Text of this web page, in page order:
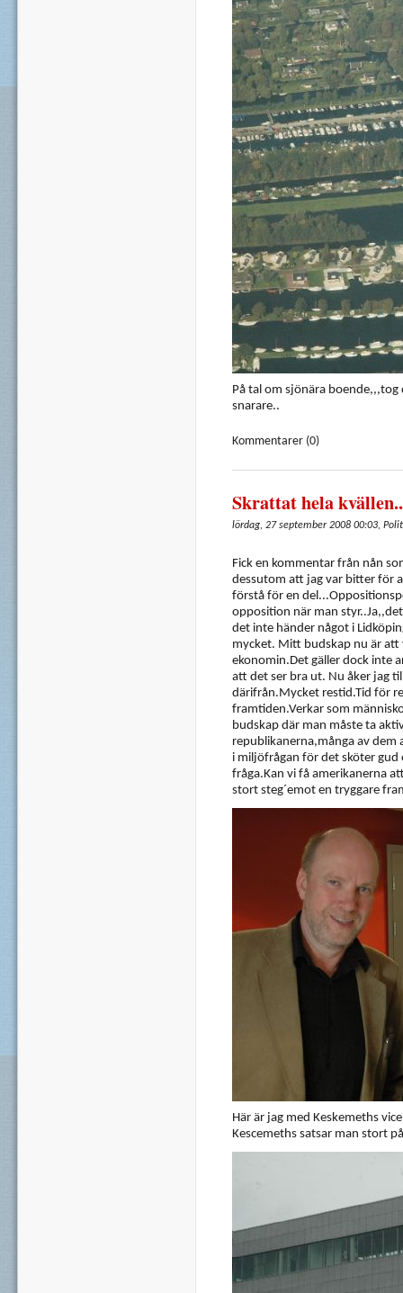
På tal om sjönära boende,,,tog
snarare..
Kommentarer (0)
Skrattat hela
lördag, 27 september 2008 00:03,
Fick en kommentar från nån
dessutom att jag var bitter för
förstå för en
opposition när man
det inte händer något i
mycket. Mitt budskap nu är att
ekonomin.Det gäller dock inte
att det ser bra ut. Nu åker jag
därifrån.Mycket restid.Tid för
framtiden.Verkar som
budskap där man måste ta
republikanerna,många av dem
i miljöfrågan för det sköter gud
fråga.Kan vi få amerikanerna
stort steg´emot en tryggare
Här är jag med Keskemeths
Kescemeths satsar man stort